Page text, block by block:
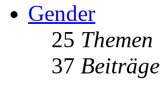
Gender
25 Themen
37 Beiträge